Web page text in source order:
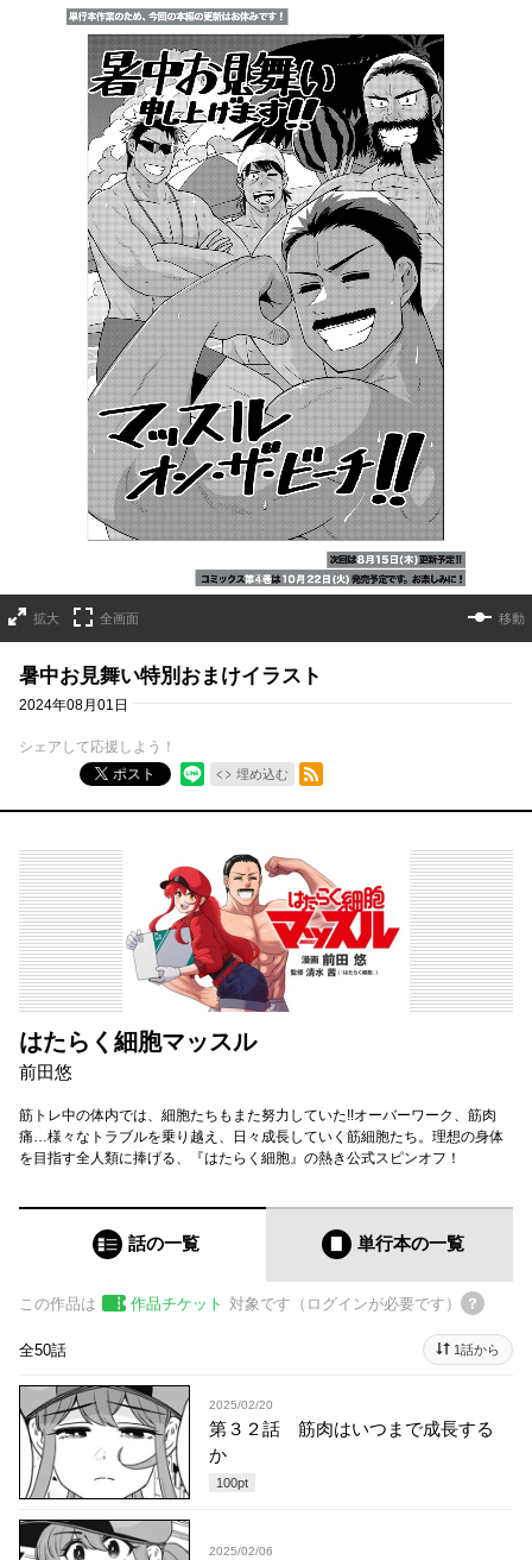
拡大 全画面 移動
暑中お見舞い特別おまけイラスト
2024年08月01日
シェアして応援しよう！
ポスト
埋め込む
RSSフィード
はたらく細胞マッスル
前田悠
筋トレ中の体内では、細胞たちもまた努力していた!! オーバーワーク、筋肉
痛…様々なトラブルを乗り越え、日々成長していく筋細胞たち。 理想の身体
を目指す全人類に捧げる、『はたらく細胞』の熱き公式スピンオフ！
話の一覧 単行本の一覧
この作品は 作品チケット 対象です（ログインが必要です）
全50話 1話から
2025/02/20
第３２話 筋肉はいつまで成長する
か
100pt
2025/02/06